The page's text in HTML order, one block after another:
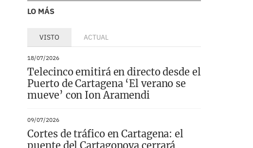
LO MÁS
VISTO ACTUAL
18/07/2026
Telecinco emitirá en directo desde el
Puerto de Cartagena ‘El verano se
mueve’ con Ion Aramendi
09/07/2026
Cortes de tráfico en Cartagena: el
puente del Cartagonova cerrará